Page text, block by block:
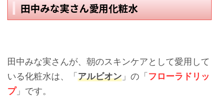
田中みな実さん愛用化粧水
田中みな実さんが、朝のスキンケアとして愛用して
いる化粧水は、「アルビオン 」の「フローラドリッ
プ」です。